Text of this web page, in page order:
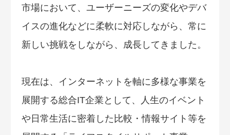
市場において、ユーザーニーズの変化やデバ
イスの進化などに柔軟に対応しながら、常に
新しい挑戦をしながら、成長してきました。
現在は、インターネットを軸に多様な事業を
展開する総合IT企業として、人生のイベント
や日常生活に密着した比較・情報サイト等を